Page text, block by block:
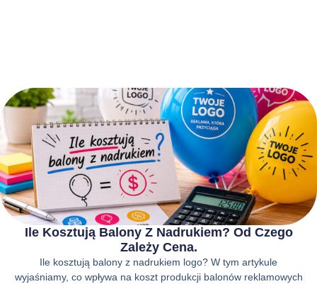
Ile Kosztują Balony Z Nadrukiem? Od Czego
Zależy Cena.
Ile kosztują balony z nadrukiem logo? W tym artykule
wyjaśniamy, co wpływa na koszt produkcji balonów reklamowych